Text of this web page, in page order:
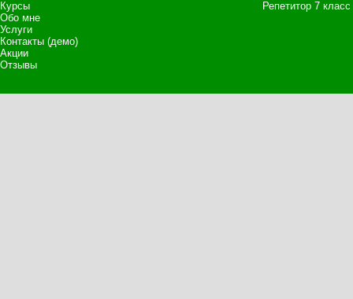
Курсы
Обо мне
Услуги
Контакты (демо)
Акции
Отзывы
Репетитор 7 класс